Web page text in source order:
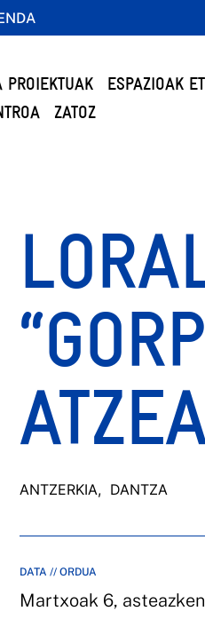
PROIEKTUAK
ESPAZIOAK
ZATOZ
ANTZERKIA, DANTZA
DATA // ORDUA
Martxoak 6,